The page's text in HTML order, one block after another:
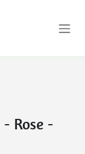
- Rose -